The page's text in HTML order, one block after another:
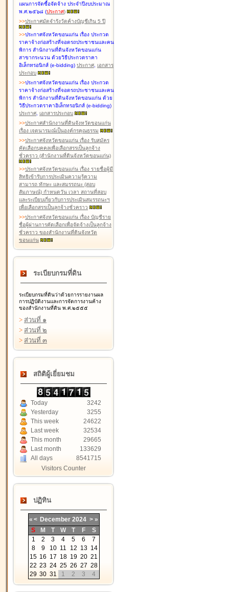
แผนการจัดซื้อจัดจ้าง ประจำปีงบประมาณ
พ.ศ.๒๕๖๘ (ประกาศ)
>>ประกาศมัดจำรังวัดค้างบัญชีเกิน 5 ปี
>>ประกาศจังหวัดขอนแก่น เรื่อง ประกวด
ราคาจ้างก่อสร้างที่จอดรถประชาชนและคน
พิการ สำนักงานที่ดินจังหวัดขอนแก่น
สาขากระนวน ด้วยวิธีประกวดราคา
อิเล็กทรอนิกส์ (e-bidding) ประกาศ, เอกสาร
ประกอบ
>>ประกาศจังหวัดขอนแก่น เรื่อง ประกวด
ราคาจ้างก่อสร้างที่จอดรถประชาชนและคน
พิการ สำนักงานที่ดินจังหวัดขอนแก่น ด้วย
วิธีประกวดราคาอิเล็กทรอนิกส์ (e-bidding)
ประกาศ, เอกสารประกอบ
>>ประกาศสำนักงานที่ดินจังหวัดขอนแก่น
เรื่อง เจตนารมณ์เป็นองค์กรคุณธรรม
>>ประกาศจังหวัดขอนแก่น เรื่อง รับสมัคร
คัดเลือกบุคคลเพื่อเลือกสรรเป็นลูกจ้าง
ชั่วคราว (สำนักงานที่ดินจังหวัดขอนแก่น)
>>ประกาศจังหวัดขอนแก่น เรื่อง รายชื่อผู้มี
สิทธิเข้ารับการประเมินความรู้ความ
สามารถ ทักษะ และสมรรถนะ (สอบ
สัมภาษณ์) กำหนดวัน เวลา สถานที่สอบ
และระเบียบเกี่ยวกับการประเมินสมรรถนะฯ
เพื่อเลือกสรรเป็นลูกจ้างชั่วคราว
>>ประกาศจังหวัดขอนแก่น เรื่อง บัญชีราย
ชื่อผู้ผ่านการคัดเลือกเพื่อจัดจ้างเป็นลูกจ้าง
ชั่วคราว ของสำนักงานที่ดินจังหวัด
ขอนแก่น
ระเบียบกรมที่ดิน
ระเบียบกรมที่ดินว่าด้วยการรายงานผล
การปฏิบัติงานและการจัดการงานค้าง
ของสำนักงานที่ดิน พ.ศ.๒๕๕๕
> ส่วนที่ ๑
> ส่วนที่ ๒
> ส่วนที่ ๓
สถิติผู้เยี่ยมชม
Today
3242
Yesterday
3255
This week
24622
Last week
32534
This month
29665
Last month
133629
All days
8541715
Visitors Counter
ปฏิทิน
« < December 2024 > »
S
M T W T F
S
1
2 3 4 5 6
7
8
9 10 11 12 13 14
15 16 17 18 19 20 21
22 23 24 25 26 27 28
29 30 31 1 2 3 4